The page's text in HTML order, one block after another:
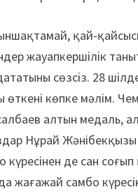
қай-
жауапкершілік
сөзсіз. 28
көпке мәлім.
алтын медаль,
Нұрай
күресінен де сан
жағажай самбо